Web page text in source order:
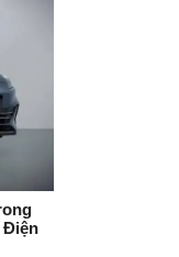
Điện